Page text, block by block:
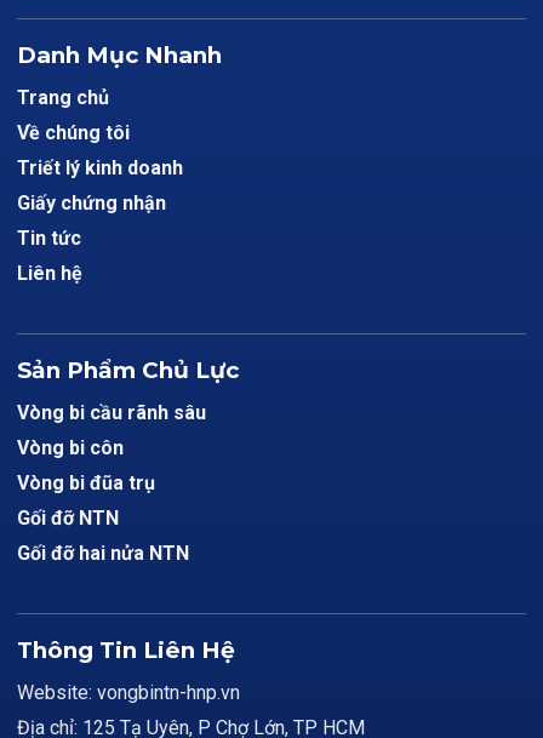
Danh Mục Nhanh
Trang chủ
Về chúng tôi
Triết lý kinh doanh
Giấy chứng nhận
Tin tức
Liên hệ
Sản Phẩm Chủ Lực
Vòng bi cầu rãnh sâu
Vòng bi côn
Vòng bi đũa trụ
Gối đỡ NTN
Gối đỡ hai nửa NTN
Thông Tin Liên Hệ
Website: vongbintn-hnp.vn
Địa chỉ: 125 Tạ Uyên, P Chợ Lớn, TP HCM